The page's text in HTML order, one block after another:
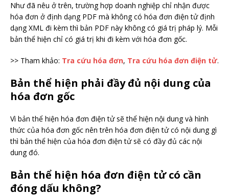
Như đã nêu ở trên, trường hợp doanh nghiệp chỉ nhận được
hóa đơn ở định dạng PDF mà không có hóa đơn điện tử định
dạng XML đi kèm thì bản PDF này không có giá trị pháp lý. Mỗi
bản thể hiện chỉ có giá trị khi đi kèm với hóa đơn gốc.
>> Tham khảo: Tra cứu hóa đơn, Tra cứu hóa đơn điện tử.
Bản thể hiện phải đầy đủ nội dung của
hóa đơn gốc
Vì bản thể hiện hóa đơn điện tử sẽ thể hiện nội dung và hình
thức của hóa đơn gốc nên trên hóa đơn điện tử có nội dung gì
thì bản thể hiện của hóa đơn điện tử sẽ có đầy đủ các nội
dung đó.
Bản thể hiện hóa đơn điện tử có cần
đóng dấu không?